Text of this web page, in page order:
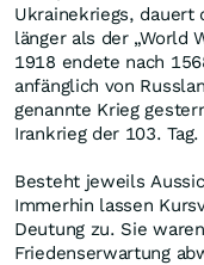
Ukrainekriegs, dauert
länger als der „World
1918 endete nach
anfänglich von
genannte Krieg
Irankrieg der 103. Tag.
Besteht jeweils
Immerhin lassen
Deutung zu. Sie
Friedenserwartung